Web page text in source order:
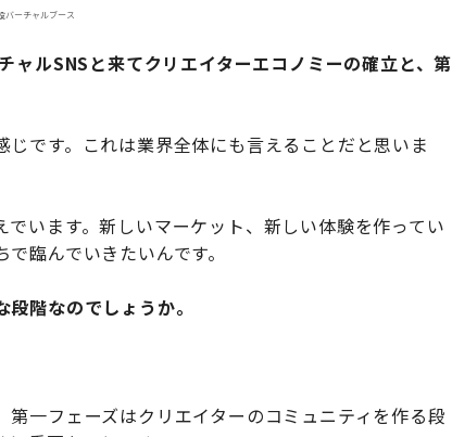
バーチャルブース
ルSNSと来てクリエイターエコノミーの確立と、第
です。これは業界全体にも言えることだと思いま
います。新しいマーケット、新しい体験を作ってい
臨んでいきたいんです。
階なのでしょうか。
一フェーズはクリエイターのコミュニティを作る段